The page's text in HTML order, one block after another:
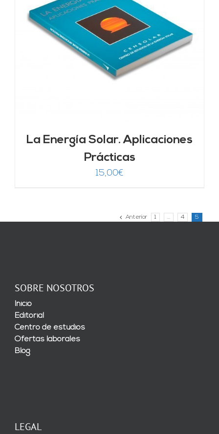
La Energía Solar. Aplicaciones
Prácticas
15,00€
Anterior 1 … 4 5
SOBRE NOSOTROS
Inicio
Editorial
Centro de estudios
Ofertas laborales
Blog
LEGAL